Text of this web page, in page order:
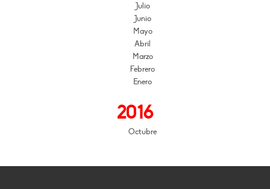
Julio
Junio
Mayo
Abril
Marzo
Febrero
Enero
2016
Octubre